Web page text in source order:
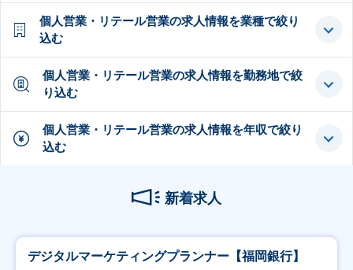
個人営業・リテール営業の求人情報を業種で絞り
込む
個人営業・リテール営業の求人情報を勤務地で絞
り込む
個人営業・リテール営業の求人情報を年収で絞り
込む
新着求人
デジタルマーケティングプランナー【福岡銀行】